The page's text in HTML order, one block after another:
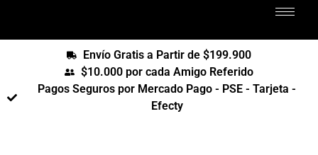
Envío Gratis a Partir de $199.900
$10.000 por cada Amigo Referido
Pagos Seguros por Mercado Pago - PSE - Tarjeta -
Efecty